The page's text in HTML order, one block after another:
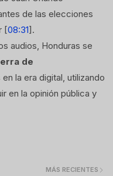
de las elecciones
[08:31].
audios, Honduras se
de
la era digital, utilizando
en la opinión pública y
MÁS RECIENTES